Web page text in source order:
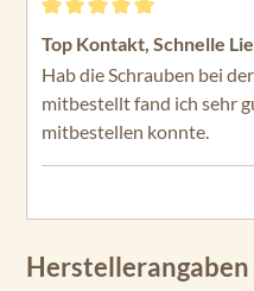
Bewertung mit 5 von 5
Top Kontakt, Schnelle
Hab die Schrauben bei
mitbestellt fand ich sehr
mitbestellen konnte.
Herstellerangaben